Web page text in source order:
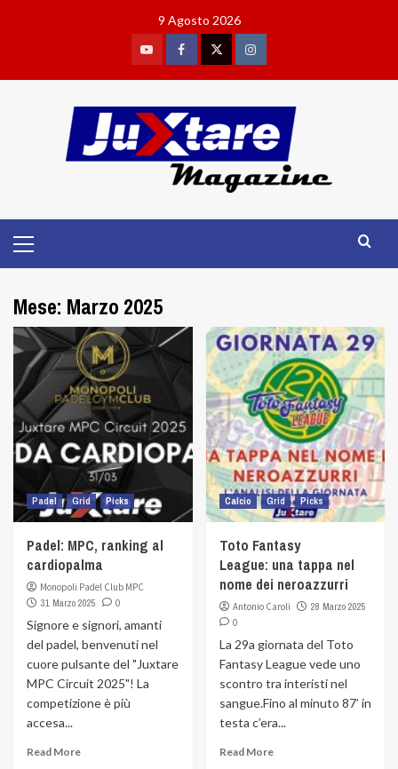
9 Agosto 2026
YoutubeFacebookTwitterInstagram
Menu
Mese: Marzo 2025
Padel Grid Picks
Padel: MPC, ranking al
cardiopalma
Monopoli Padel Club MPC
31 Marzo 2025
0
Signore e signori, amanti
del padel, benvenuti nel
cuore pulsante del "Juxtare
MPC Circuit 2025"! La
competizione è più
accesa...
Read More
Calcio Grid Picks
Toto Fantasy
League: una tappa nel
nome dei neroazzurri
Antonio Caroli
28 Marzo 2025
0
La 29a giornata del Toto
Fantasy League vede uno
scontro tra interisti nel
sangue.Fino al minuto 87’ in
testa c’era...
Read More